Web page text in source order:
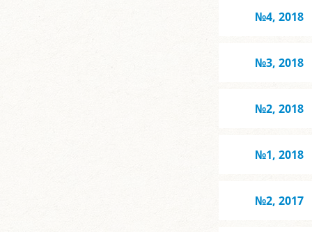
№4, 2018
№3, 2018
№2, 2018
№1, 2018
№2, 2017